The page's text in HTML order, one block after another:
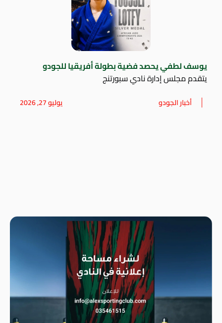
يوسف لطفي يحصد فضية بطولة أفريقيا للجودو
يتقدم مجلس إدارة نادي سبورتنج
أخبار الجودو يوليو 27, 2026